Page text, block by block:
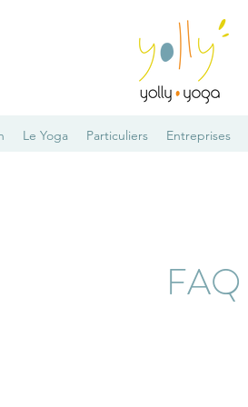
Le Yoga Particuliers Entreprises
FAQ